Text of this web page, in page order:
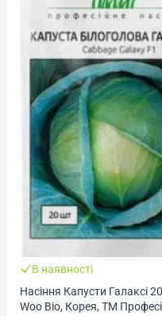
В наявності
Насіння Капусти Галаксі 20 шт, Nong
Woo Bio, Корея, ТМ